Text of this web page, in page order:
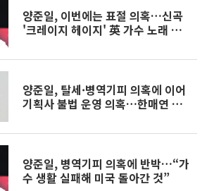
양준일, 이번에는 표절 의혹…신곡
'크레이지 헤이지' 英 가수 노래 표
양준일, 탈세·병역기피 의혹에 이어
기획사 불법 운영 의혹…한매연 경
양준일, 병역기피 의혹에 반박…“가
수 생활 실패해 미국 돌아간 것”